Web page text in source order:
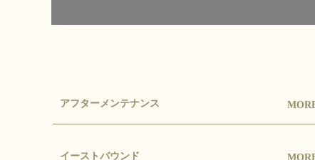
アフターメンテナンス
イーストバウンド